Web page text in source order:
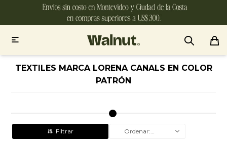

TEXTILES MARCA LORENA CANALS EN COLOR
PATRÓN
Recomendados